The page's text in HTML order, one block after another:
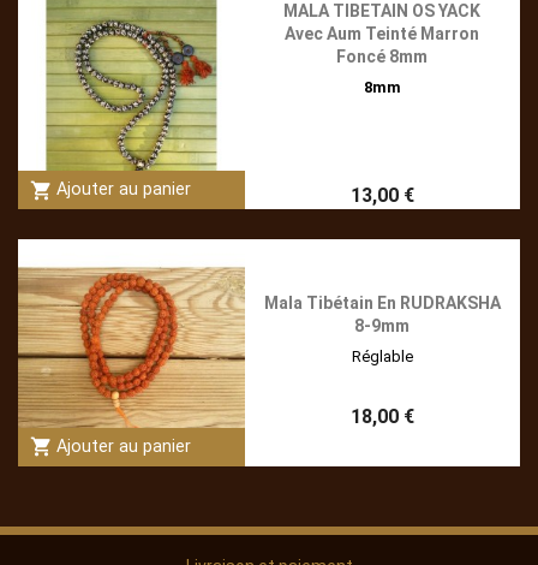
shopping_cart Ajouter au panier
MALA TIBETAIN OS YACK
Avec Aum Teinté Marron
Foncé 8mm
8mm
13,00 €
shopping_cart Ajouter au panier
Mala Tibétain En RUDRAKSHA
8-9mm
Réglable
18,00 €